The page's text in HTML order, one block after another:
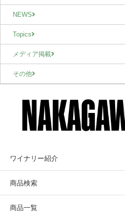
NEWS
Topics
メディア掲載
その他
ワイナリー紹介
商品検索
商品一覧